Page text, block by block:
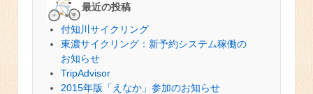
最近の投稿
付知川サイクリング
東濃サイクリング：新予約システム稼働の
お知らせ
TripAdvisor
2015年版「えなか」参加のお知らせ